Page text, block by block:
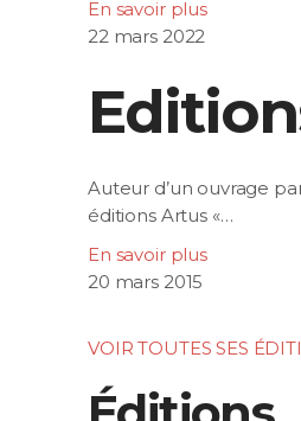
En savoir plus
22 mars 2022
Auteur d’un ouvrage
éditions Artus «…
En savoir plus
20 mars 2015
VOIR TOUTES SES